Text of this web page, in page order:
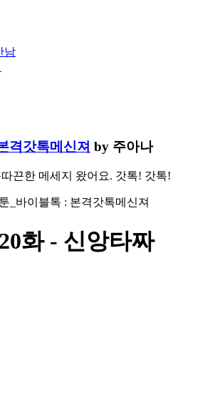
남
격갓톡메신져 by 주아나
끈한 메세지 왔어요. 갓톡! 갓톡!
_바이블톡 : 본격갓톡메신져
화 - 신앙타짜